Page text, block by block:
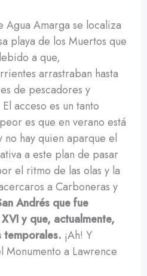
Agua Amarga se localiza
playa de los Muertos que
a que,
arrastraban hasta
de pescadores y
acceso es un tanto
es que en verano está
no hay quien aparque el
a este plan de pasar
el ritmo de las olas y la
a Carboneras y
Andrés que fue
y que, actualmente,
temporales. ¡Ah! Y
Monumento a Lawrence